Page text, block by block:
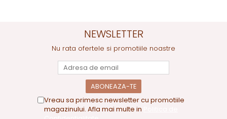
NEWSLETTER
Nu rata ofertele si promotiile noastre
Vreau sa primesc newsletter cu promotiile
magazinului. Afla mai multe in